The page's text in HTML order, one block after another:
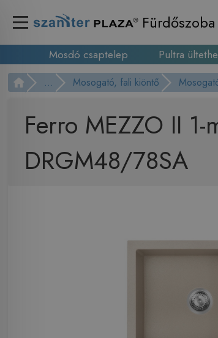
Fürdőszoba
Mosdó csaptelep Pultra
... Mosogató, fali kiöntő
Ferro MEZZO II
DRGM48/78SA